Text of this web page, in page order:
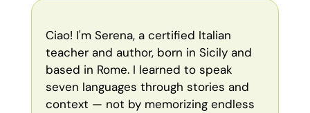
Ciao! I'm Serena, a certified Italian
teacher and author, born in Sicily and
based in Rome. I learned to speak
seven languages through stories and
context — not by memorizing endless